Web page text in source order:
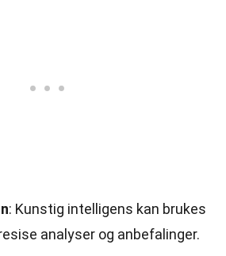
: Kunstig intelligens kan brukes
analyser og anbefalinger.